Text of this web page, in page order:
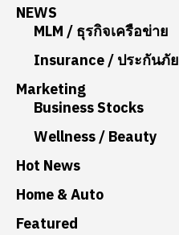
NEWS
MLM / ธุรกิจเครือข่าย
Insurance / ประกันภัย
Marketing
Business Stocks
Wellness / Beauty
Hot News
Home & Auto
Featured